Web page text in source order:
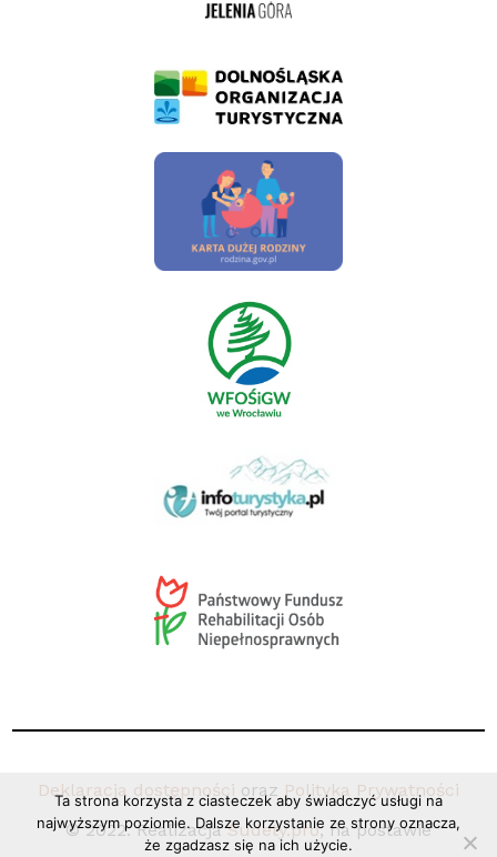
Deklaracja dostępności oraz Polityka Prywatności
© 2022. RealizacjaSudety.pro, na postawie
Ta strona korzysta z ciasteczek aby świadczyć usługi na
najwyższym poziomie. Dalsze korzystanie ze strony oznacza,
że zgadzasz się na ich użycie.